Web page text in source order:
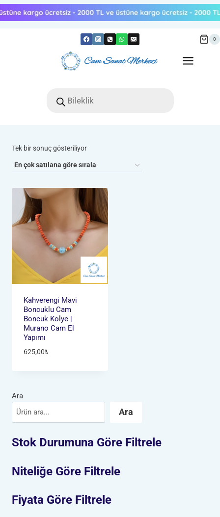
Skip
to
0
search
Tek bir sonuç gösteriliyor
Kahverengi Mavi
Boncuklu Cam
Boncuk Kolye |
Murano Cam El
Yapımı
625,00₺
Ara
Ara
Stok Durumuna Göre Filtrele
Niteliğe Göre Filtrele
Fiyata Göre Filtrele